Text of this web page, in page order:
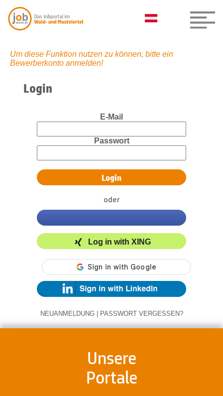
Um diese Funktion nutzen zu können, bitte ein
Bewerberkonto anmelden!
Login
E-Mail
Passwort
oder
Log in with XING
NEUANMELDUNG | PASSWORT VERGESSEN?
Unsere
Portale